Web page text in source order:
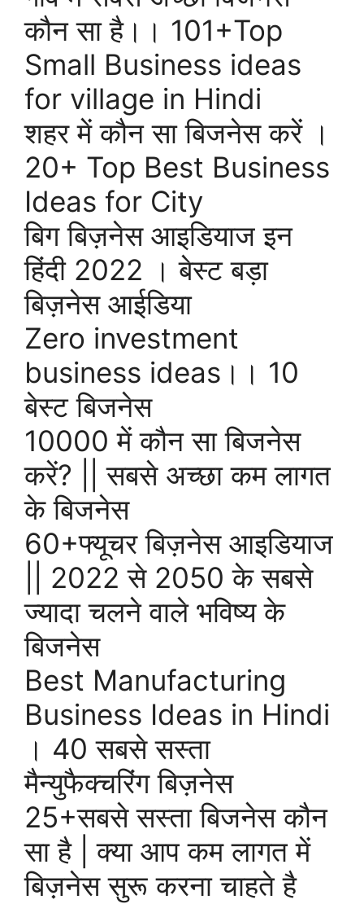
कौन सा है।। 101+Top
Small Business ideas
for village in Hindi
शहर में कौन सा बिजनेस करें ।
20+ Top Best Business
Ideas for City
बिग बिज़नेस आइडियाज इन
हिंदी 2022 । बेस्ट बड़ा
बिज़नेस आईडिया
Zero investment
business ideas।। 10
बेस्ट बिजनेस
10000 में कौन सा बिजनेस
करें? || सबसे अच्छा कम लागत
के बिजनेस
60+फ्यूचर बिज़नेस आइडियाज
|| 2022 से 2050 के सबसे
ज्यादा चलने वाले भविष्य के
बिजनेस
Best Manufacturing
Business Ideas in Hindi
। 40 सबसे सस्ता
मैन्युफैक्चरिंग बिज़नेस
25+सबसे सस्ता बिजनेस कौन
सा है | क्या आप कम लागत में
बिज़नेस सुरू करना चाहते है